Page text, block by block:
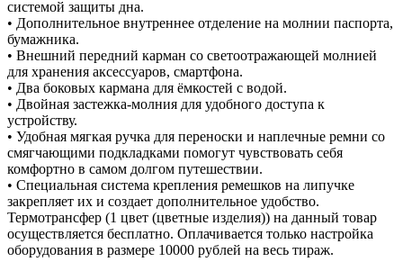
системой защиты дна.
• Дополнительное внутреннее отделение на молнии паспорта,
бумажника.
• Внешний передний карман со светоотражающей молнией
для хранения аксессуаров, смартфона.
• Два боковых кармана для ёмкостей с водой.
• Двойная застежка-молния для удобного доступа к
устройству.
• Удобная мягкая ручка для переноски и наплечные ремни со
смягчающими подкладками помогут чувствовать себя
комфортно в самом долгом путешествии.
• Специальная система крепления ремешков на липучке
закрепляет их и создает дополнительное удобство.
Термотрансфер (1 цвет (цветные изделия)) на данный товар
осуществляется бесплатно. Оплачивается только настройка
оборудования в размере 10000 рублей на весь тираж.